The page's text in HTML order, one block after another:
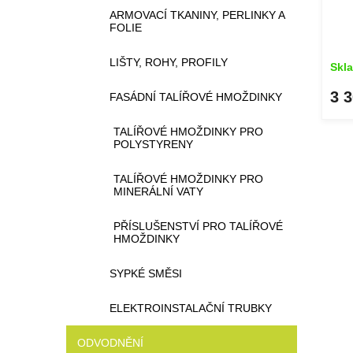
ARMOVACÍ TKANINY, PERLINKY A
FOLIE
LIŠTY, ROHY, PROFILY
FASÁDNÍ TALÍŘOVÉ HMOŽDINKY
TALÍŘOVÉ HMOŽDINKY PRO
POLYSTYRENY
TALÍŘOVÉ HMOŽDINKY PRO
MINERÁLNÍ VATY
PŘÍSLUŠENSTVÍ PRO TALÍŘOVÉ
HMOŽDINKY
SYPKÉ SMĚSI
ELEKTROINSTALAČNÍ TRUBKY
ODVODNĚNÍ
3